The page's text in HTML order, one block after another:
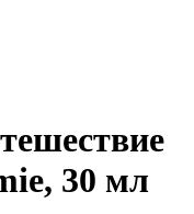
30 мл